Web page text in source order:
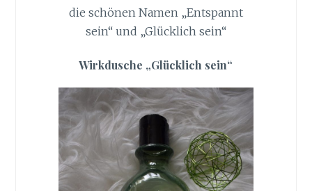
die schönen Namen „Entspannt
sein“ und „Glücklich sein“
Wirkdusche „Glücklich sein“